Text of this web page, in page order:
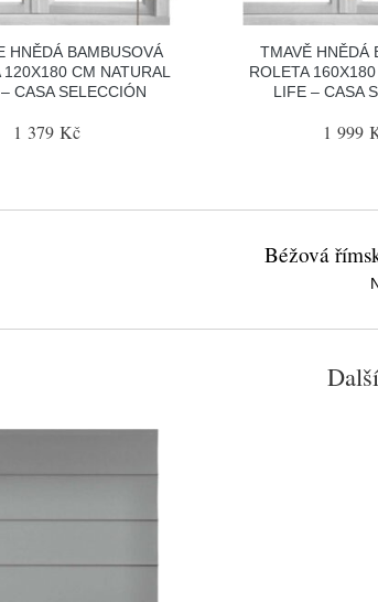
HNĚDÁ BAMBUSOVÁ
120X180 CM NATURAL
CASA SELECCIÓN
1 379 Kč
TMAVĚ HNĚDÁ
ROLETA
LIFE – CASA
1 999
Béžová